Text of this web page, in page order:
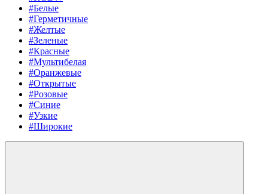
#Белые
#Герметичные
#Желтые
#Зеленые
#Красные
#Мультибелая
#Оранжевые
#Открытые
#Розовые
#Синие
#Узкие
#Широкие